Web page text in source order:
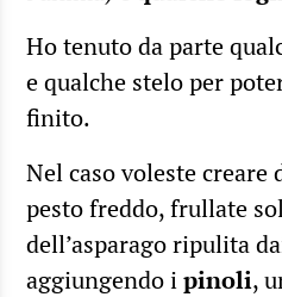
Ho tenuto da parte
e qualche stelo per
finito.
Nel caso voleste
pesto freddo, frullate
dell’asparago ripulita
aggiungendo ipinoli,